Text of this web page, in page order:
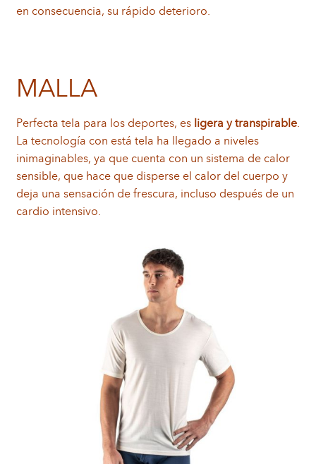
en consecuencia, su rápido deterioro.
MALLA
Perfecta tela para los deportes, es ligera y transpirable.
La tecnología con está tela ha llegado a niveles
inimaginables, ya que cuenta con un sistema de calor
sensible, que hace que disperse el calor del cuerpo y
deja una sensación de frescura, incluso después de un
cardio intensivo.